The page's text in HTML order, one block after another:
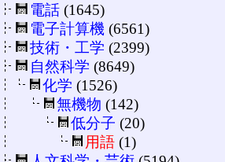
電話 (1645)
電子計算機 (6561)
技術・工学 (2399)
自然科学 (8649)
化学 (1526)
無機物 (142)
低分子 (20)
用語 (1)